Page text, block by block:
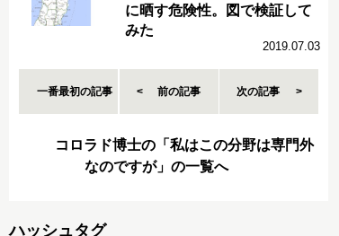
に晒す危険性。図で検証して
みた
2019.07.03
一番最初の記事 前の記事 次の記事
コロラド博士の「私はこの分野は専門外
なのですが」の一覧へ
ハッシュタグ